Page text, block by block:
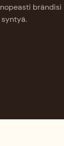
brändisi